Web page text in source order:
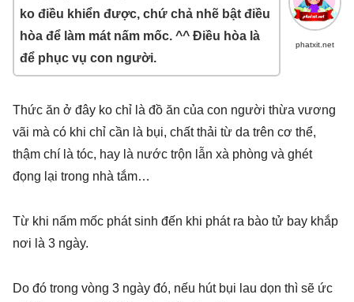
phatxit.net
ko điều khiển được, chứ chả nhẽ bật điều
hòa để làm mát nấm mốc. ^^ Điều hòa là
để phục vụ con người.
Thức ăn ở đây ko chỉ là đồ ăn của con người thừa vương
vãi mà có khi chỉ cần là bụi, chất thải từ da trên cơ thể,
thậm chí là tóc, hay là nước trộn lẫn xà phòng và ghét
đọng lại trong nhà tắm…
Từ khi nấm mốc phát sinh đến khi phát ra bào tử bay khắp
nơi là 3 ngày.
Do đó trong vòng 3 ngày đó, nếu hút bụi lau dọn thì sẽ ức